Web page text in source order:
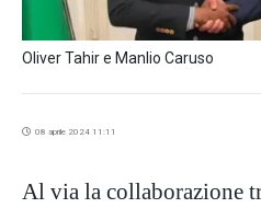
Oliver Tahir e Manlio Caruso
08 aprile 2024 11:11
Al via la collaborazione